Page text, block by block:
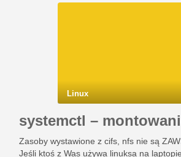
Linux
systemctl –
Zasoby wystawione z cifs, nfs nie są
Jeśli ktoś z Was używa linuksa na